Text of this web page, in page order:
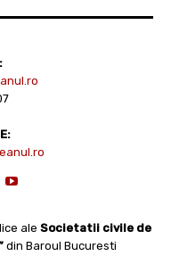
ale Societatii civile de
din Baroul Bucuresti